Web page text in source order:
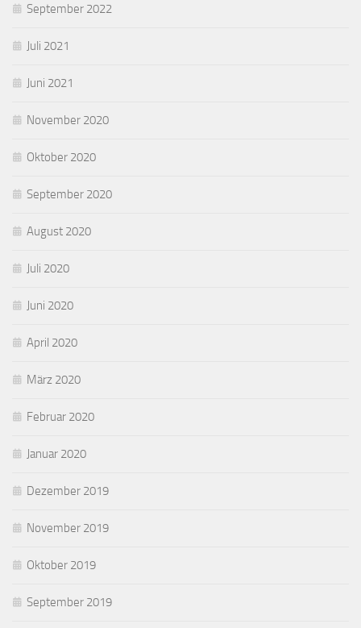
September 2022
Juli 2021
Juni 2021
November 2020
Oktober 2020
September 2020
August 2020
Juli 2020
Juni 2020
April 2020
März 2020
Februar 2020
Januar 2020
Dezember 2019
November 2019
Oktober 2019
September 2019